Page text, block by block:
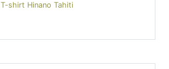
T-shirt Hinano Tahiti